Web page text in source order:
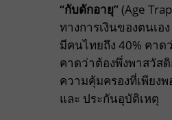
“กับดักอายุ”(Age
ทางการเงินของตนเ
มีคนไทยถึง 40% คาด
คาดว่าต้องพึ่งพาสวัส
ความคุ้มครองที่เพียง
และ ประกันอุบัติเหตุ